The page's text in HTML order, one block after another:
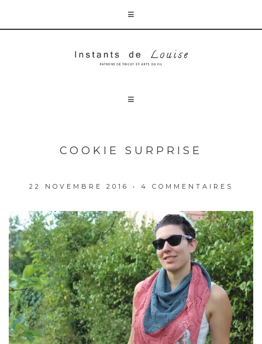
COOKIE SURPRISE
22 NOVEMBRE 2016 • 4 COMMENTAIRES